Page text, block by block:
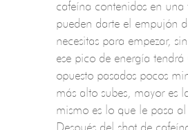
cafeína contenidos en una
pueden darte el empujón
necesitas para empezar,
ese pico de energía tendrá
opuesto pasados pocos
más alto subes, mayor es
mismo es lo que le pasa al
Después del shot de